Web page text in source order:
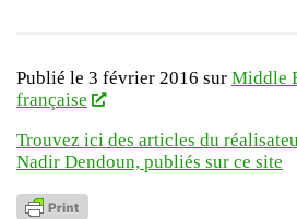
Publié le 3 février 2016 sur Middle
française
Trouvez ici des articles du
Nadir Dendoun, publiés sur ce site